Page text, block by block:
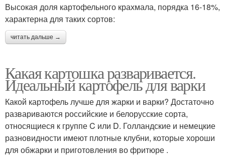
Высокая доля картофельного крахмала, порядка 16-18%,
характерна для таких сортов:
читать дальше →
Какая картошка разваривается.
Идеальный картофель для варки
Какой картофель лучше для жарки и варки? Достаточно
развариваются российские и белорусские сорта,
относящиеся к группе C или D. Голландские и немецкие
разновидности имеют плотные клубни, которые хороши
для обжарки и приготовления во фритюре .